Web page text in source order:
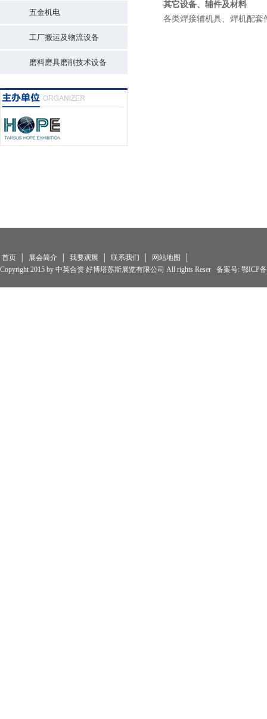
五金机电
工厂搬运及物流设备
磨料磨具磨削技术设备
其它设备、辅件及材料
各类焊接辅机具、焊机配
首页 展会简介 我要观展 联系我们 网站地图
Copyright 2015 by 中英合资 好博塔苏斯展览有限公司 All rights Reser 备案号: 鄂ICP